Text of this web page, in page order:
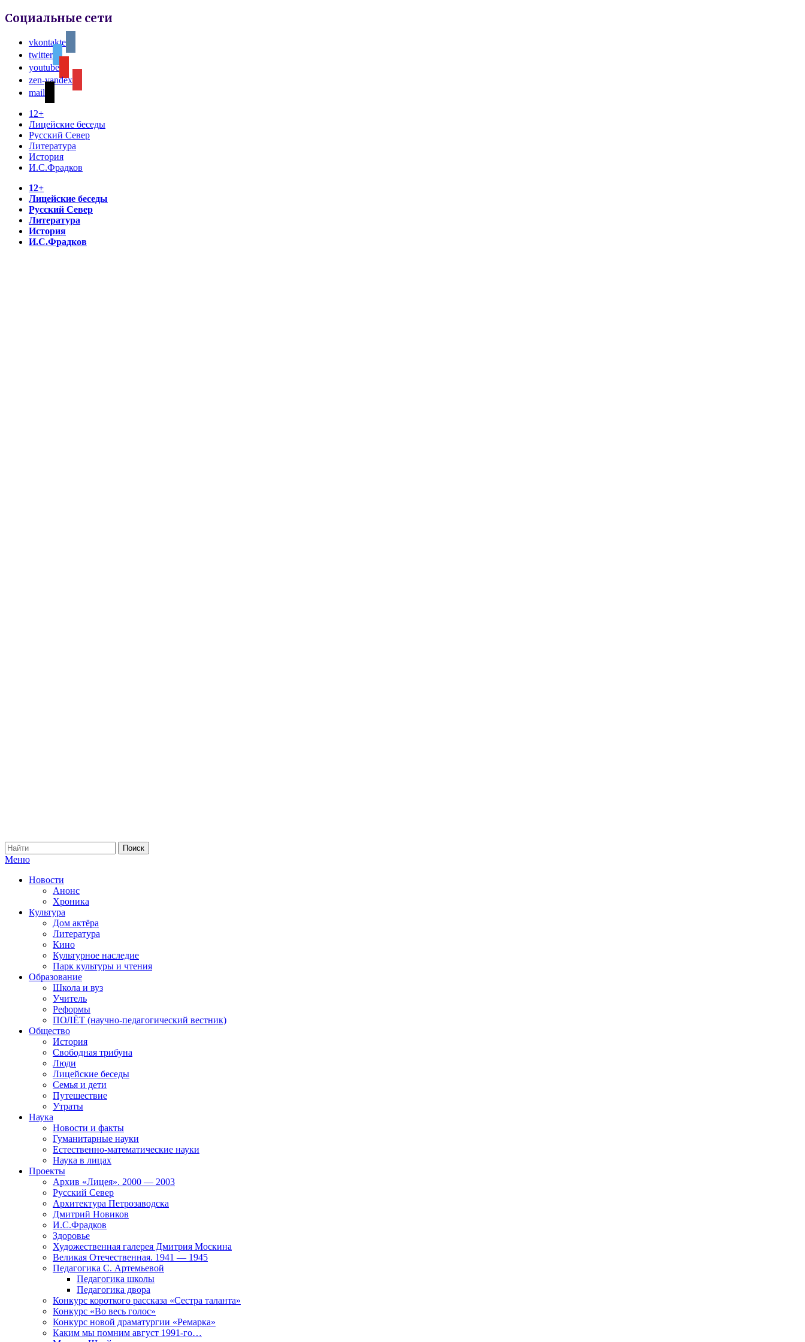
Социальные сети
vkontakte
twitter
youtube
zen-yandex
mail
12+
Лицейские беседы
Русский Север
Литература
История
И.С.Фрадков
12+
Лицейские беседы
Русский Север
Литература
История
И.С.Фрадков
Меню
Новости
Анонс
Хроника
Культура
Дом актёра
Литература
Кино
Культурное наследие
Парк культуры и чтения
Образование
Школа и вуз
Учитель
Реформы
ПОЛЁТ (научно-педагогический вестник)
Общество
История
Свободная трибуна
Люди
Лицейские беседы
Семья и дети
Путешествие
Утраты
Наука
Новости и факты
Гуманитарные науки
Естественно-математические науки
Наука в лицах
Проекты
Архив «Лицея». 2000 — 2003
Русский Север
Архитектура Петрозаводска
Дмитрий Новиков
И.С.Фрадков
Здоровье
Художественная галерея Дмитрия Москина
Великая Отечественная. 1941 — 1945
Педагогика С. Артемьевой
Педагогика школы
Педагогика двора
Конкурс короткого рассказа «Сестра таланта»
Конкурс «Во весь голос»
Конкурс новой драматургии «Ремарка»
Каким мы помним август 1991-го…